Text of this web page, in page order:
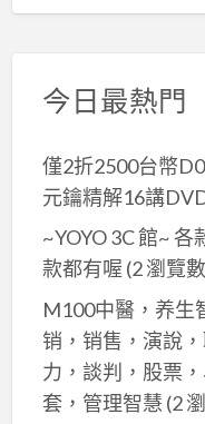
今日最熱門
僅2折2500台幣
元鑰精解16講
~YOYO 3C 館~
款都有喔(2 瀏覽
M100中醫，养生
销，销售，演說
力，談判，股票
套，管理智慧 (2